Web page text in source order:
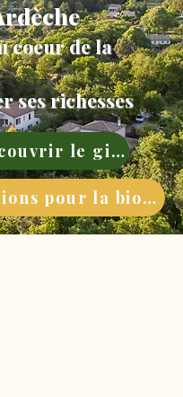
coeur de la
ses richesses
🏡 Découvrir le gite
🐝 Nos actions pour la biodiversité